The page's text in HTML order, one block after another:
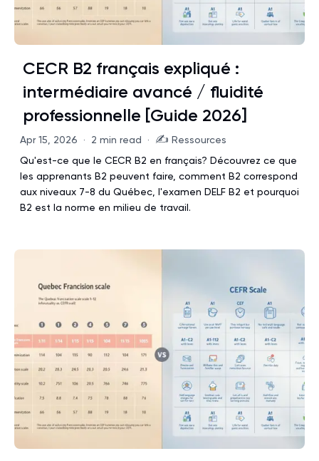
CECR B2 français expliqué :
intermédiaire avancé / fluidité
professionnelle [Guide 2026]
Apr 15, 2026 · 2 min read · ✍️ Ressources
Qu'est-ce que le CECR B2 en français? Découvrez ce que
les apprenants B2 peuvent faire, comment B2 correspond
aux niveaux 7-8 du Québec, l'examen DELF B2 et pourquoi
B2 est la norme en milieu de travail.